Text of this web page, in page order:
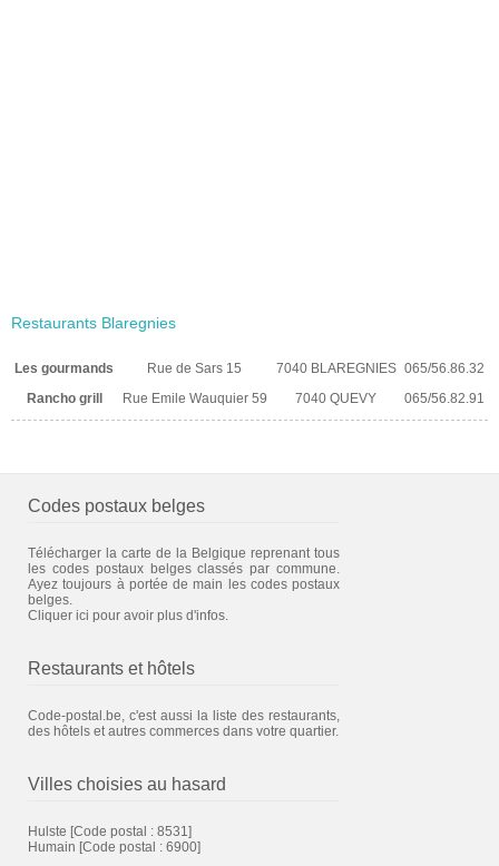
Restaurants Blaregnies
Les gourmands Rue de Sars 15 7040 BLAREGNIES 065/56.86.32
Rancho grill
Rue Emile Wauquier 59 7040 QUEVY 065/56.82.91
Codes postaux belges
Télécharger la carte de la Belgique reprenant tous
les codes postaux belges classés par commune.
Ayez toujours à portée de main les codes postaux
belges.
Cliquer ici pour avoir plus d'infos.
Restaurants et hôtels
Code-postal.be, c'est aussi la liste des restaurants,
des hôtels et autres commerces dans votre quartier.
Villes choisies au hasard
Hulste [Code postal : 8531]
Humain [Code postal : 6900]